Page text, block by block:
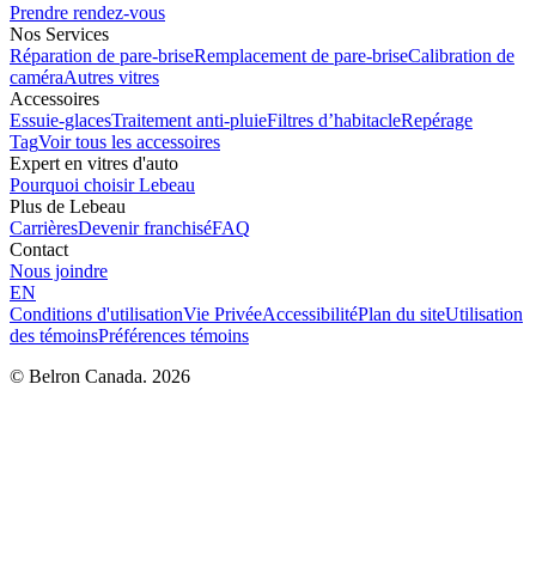
Prendre rendez-vous
Nos Services
Réparation de pare-briseRemplacement de pare-briseCalibration de
caméraAutres vitres
Accessoires
Essuie-glacesTraitement anti-pluieFiltres d’habitacleRepérage
TagVoir tous les accessoires
Expert en vitres d'auto
Pourquoi choisir Lebeau
Plus de Lebeau
CarrièresDevenir franchiséFAQ
Contact
Nous joindre
EN
Conditions d'utilisationVie PrivéeAccessibilitéPlan du siteUtilisation
des témoinsPréférences témoins
© Belron Canada. 2026